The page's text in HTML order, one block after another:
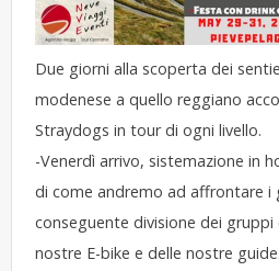
Due giorni alla scoperta dei
modenese a quello reggiano
Straydogs in tour di ogni livello.
-Venerdì arrivo, sistemazione in
di come andremo ad affrontare i
conseguente divisione dei gruppi
nostre E-bike e delle nostre guide.